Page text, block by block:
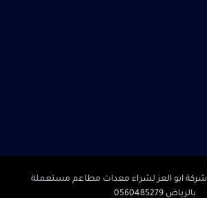
Copyright © 2026 شركة ابو العز لشراء معدات مطاعم مستعملة
بالرياض 0560485279